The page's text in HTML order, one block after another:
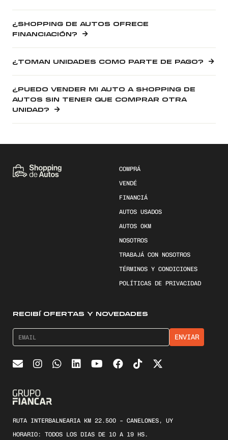
¿SHOPPING DE AUTOS OFRECE
FINANCIACIÓN?
¿TOMAN UNIDADES COMO PARTE DE PAGO?
¿PUEDO VENDER MI AUTO A SHOPPING DE
AUTOS SIN TENER QUE COMPRAR OTRA
UNIDAD?
COMPRÁ
VENDÉ
FINANCIÁ
AUTOS USADOS
AUTOS 0KM
NOSOTROS
TRABAJÁ CON NOSOTROS
TÉRMINOS Y CONDICIONES
POLÍTICAS DE PRIVACIDAD
RECIBÍ OFERTAS Y NOVEDADES
RUTA INTERBALNEARIA KM 22.500 – CANELONES, UY
HORARIO: TODOS LOS DIAS DE 10 A 19 HS.